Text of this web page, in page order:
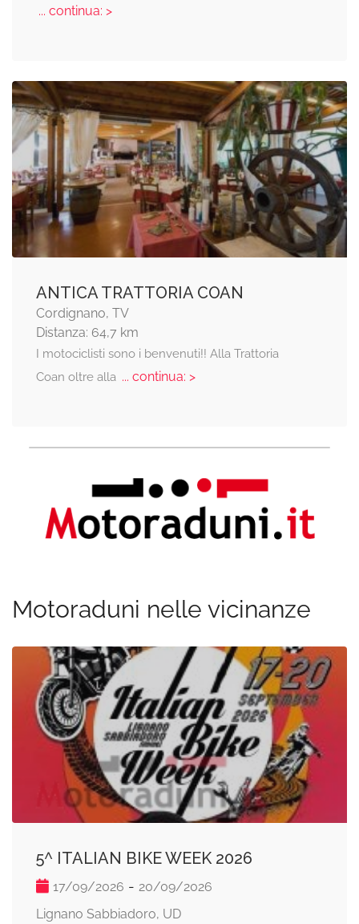
... continua: >
ANTICA TRATTORIA COAN
Cordignano, TV
Distanza: 64,7 km
I motociclisti sono i benvenuti!! Alla Trattoria
Coan oltre alla ... continua: >
Motoraduni nelle vicinanze
5^ ITALIAN BIKE WEEK 2026
17/09/2026 - 20/09/2026
Lignano Sabbiadoro, UD